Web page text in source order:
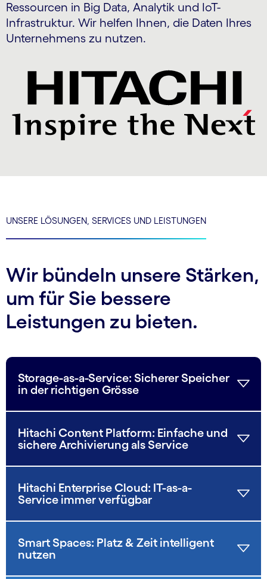
Ressourcen in Big Data, Analytik und IoT-
Infrastruktur. Wir helfen Ihnen, die Daten Ihres
Unternehmens zu nutzen.
UNSERE LÖSUNGEN, SERVICES UND LEISTUNGEN
Wir bündeln unsere Stärken,
um für Sie bessere
Leistungen zu bieten.
Storage-as-a-Service: Sicherer Speicher
in der richtigen Grösse
Hitachi Content Platform: Einfache und
sichere Archivierung als Service
Hitachi Enterprise Cloud: IT-as-a-
Service immer verfügbar
Smart Spaces: Platz & Zeit intelligent
nutzen